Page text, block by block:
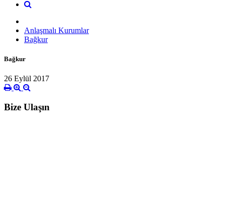
Anlaşmalı Kurumlar
Bağkur
Bağkur
26 Eylül 2017
Bize Ulaşın